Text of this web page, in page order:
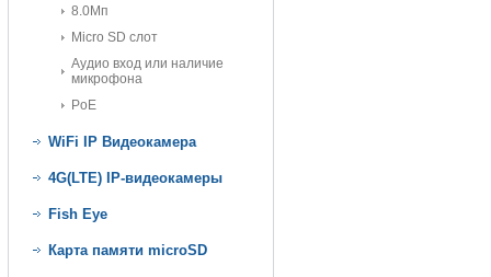
8.0Мп
Micro SD слот
Аудио вход или наличие
микрофона
PoE
WiFi IP Видеокамера
4G(LTE) IP-видеокамеры
Fish Eye
Карта памяти microSD